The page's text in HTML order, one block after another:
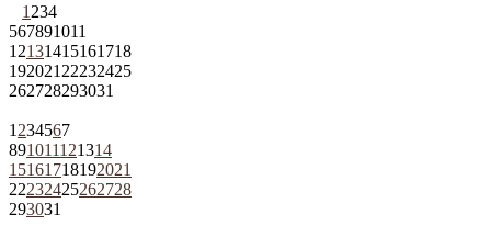
1 234
567891011
12131415161718
192021 22232425
262728293031
1 234567
891011121314
15161718192021
22232425262728
293031